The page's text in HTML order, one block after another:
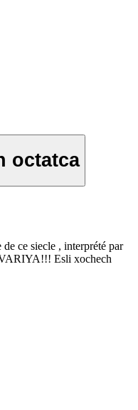
octatca
ce siecle , interprété par
Esli xochech